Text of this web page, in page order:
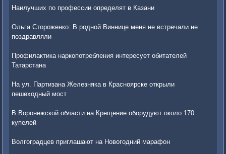
Наилучших по профессии определят в Казани
Ольга Стороженко: В родной Виннице меня не встречали не
поздравляли
Профилактика наркопотребления интересует обитателей
Татарстана
На ул. Партизана Железняка в Красноярске открыли
пешеходный мост
В Воронежской области на Крещение оборудуют около 170
купелей
Волгоградцев приглашают на Новогодний марафон